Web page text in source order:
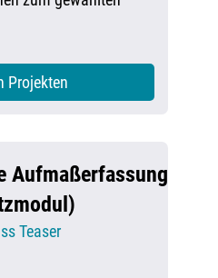
Projekten
Aufmaßerfassung